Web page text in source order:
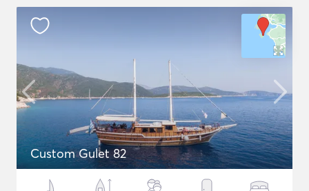
Custom Gulet 82